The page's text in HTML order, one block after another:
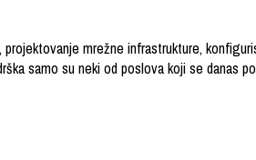
mrežne infrastrukture,
samo su neki od poslova koji se danas